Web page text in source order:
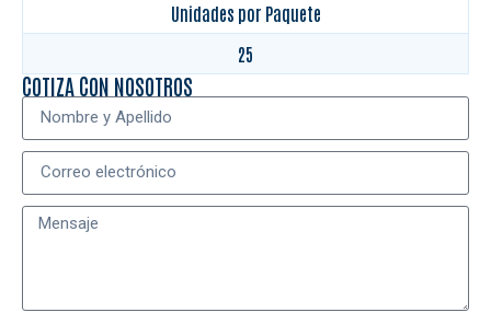
Unidades por Paquete
25
COTIZA CON NOSOTROS